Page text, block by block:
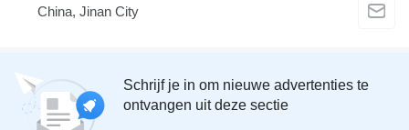
China, Jinan City
Schrijf je in om nieuwe advertenties te
ontvangen uit deze sectie